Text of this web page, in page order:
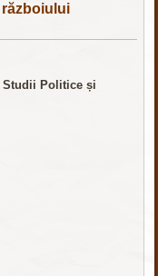
Politice și